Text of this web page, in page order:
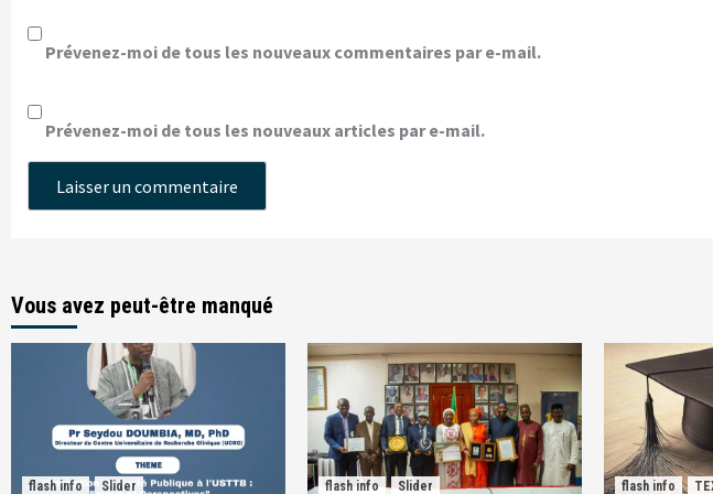
Prévenez-moi de tous les nouveaux commentaires par e-mail.
Prévenez-moi de tous les nouveaux articles par e-mail.
Vous avez peut-être manqué
flash info Slider flash info Slider flash info